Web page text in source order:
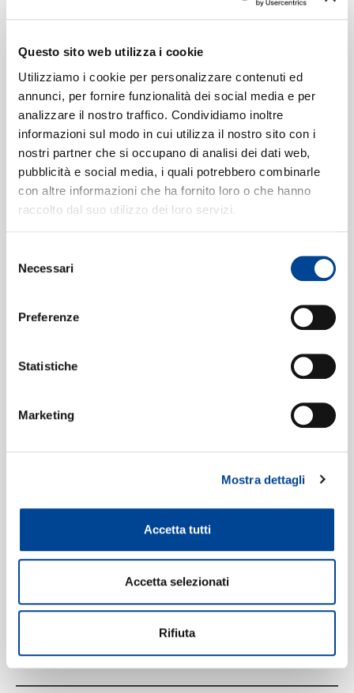
Questo sito web utilizza i cookie
Utilizziamo i cookie per personalizzare contenuti ed
annunci, per fornire funzionalità dei social media e per
analizzare il nostro traffico. Condividiamo inoltre
informazioni sul modo in cui utilizza il nostro sito con i
nostri partner che si occupano di analisi dei dati web,
pubblicità e social media, i quali potrebbero combinarle
con altre informazioni che ha fornito loro o che hanno
raccolto dal suo utilizzo dei loro servizi.
delNecessari
Preferenze
Statistiche
Marketing
Mostra dettagli
Accetta tutti
Accetta selezionati
Rifiuta
Gezeichneten]
11:30
3 Der Corregidor - Overture
National Philharmonic Orchestra, Kurt Herbert Adler
4 Entr'acte[Die drei Pintos
(completed by Gustav Mahler)]
05:58
National Philharmonic Orchestra, Kurt Herbert Adler
5 Merlin - Overture
National Philharmonic Orchestra, Kurt Herbert Adler
7 Tragic Overture, Op.81
13:16
VEDI LA TRACKLIST COMPLETA
CHI SIAMO
CONTATTI